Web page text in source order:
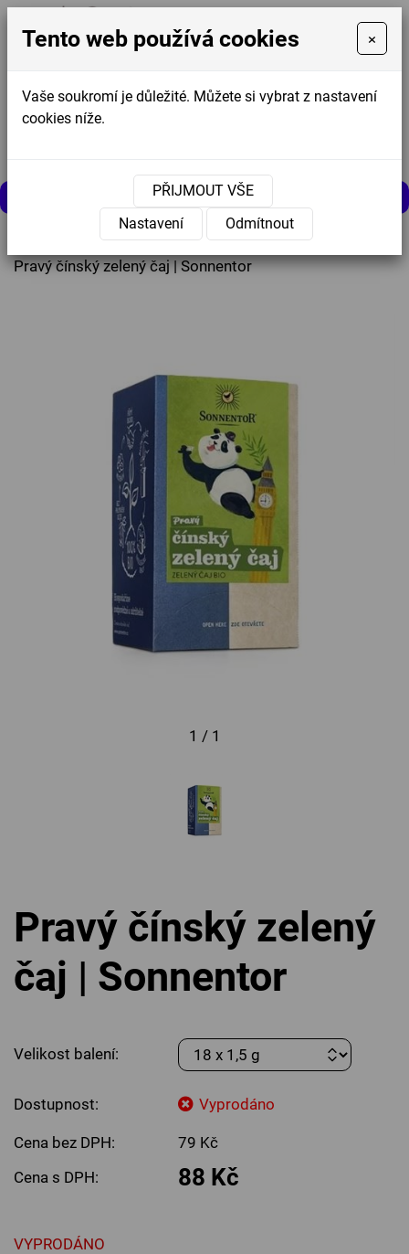
MENU
Úvodní stránka » Nabídka
»
Pravý čínský zelený čaj | Sonnentor
1 / 1
Pravý čínský zelený
čaj | Sonnentor
Velikost balení:
Dostupnost: Vyprodáno
Cena bez DPH:
79 Kč
Cena s DPH:
88 Kč
VYPRODÁNO
Tento web používá cookies ×
Vaše soukromí je důležité. Můžete si vybrat z nastavení
cookies níže.
PŘIJMOUT VŠE
Nastavení
Odmítnout